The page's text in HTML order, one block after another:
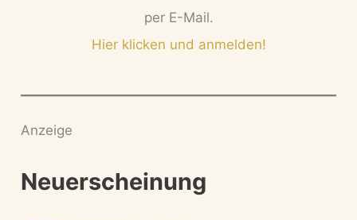
per E-Mail.
Hier klicken und anmelden!
Anzeige
Neuerscheinung